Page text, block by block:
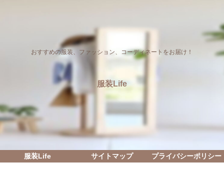
おすすめの服装、ファッション、コーディネートをお届け！
服装Life
服装Life サイトマップ プライバシーポリシー